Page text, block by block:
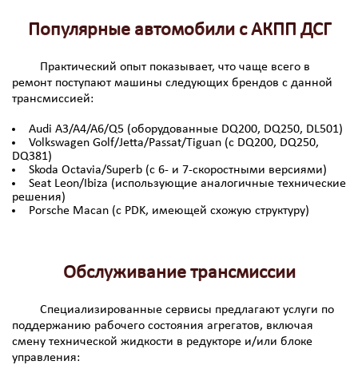
Популярные автомобили с АКПП ДСГ
Практический опыт показывает, что чаще всего в
ремонт поступают машины следующих брендов с данной
трансмиссией:
Audi A3/A4/A6/Q5 (оборудованные DQ200, DQ250, DL501)
Volkswagen Golf/Jetta/Passat/Tiguan (с DQ200, DQ250,
DQ381)
Skoda Octavia/Superb (с 6- и 7-скоростными версиями)
Seat Leon/Ibiza (использующие аналогичные технические
решения)
Porsche Macan (с PDK, имеющей схожую структуру)
Обслуживание трансмиссии
Специализированные сервисы предлагают услуги по
поддержанию рабочего состояния агрегатов, включая
смену технической жидкости в редукторе и/или блоке
управления: